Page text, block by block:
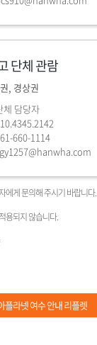
단체 관람
, 경상권
체 담당자
660-1114
에게 문의해 주시기 바랍니다.
용되지 않습니다.
플라넷 여수 안내 리플렛